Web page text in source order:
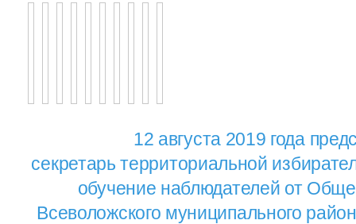
12 августа 2019 года
секретарь территориальной
обучение наблюдателей от
Всеволожского муниципального